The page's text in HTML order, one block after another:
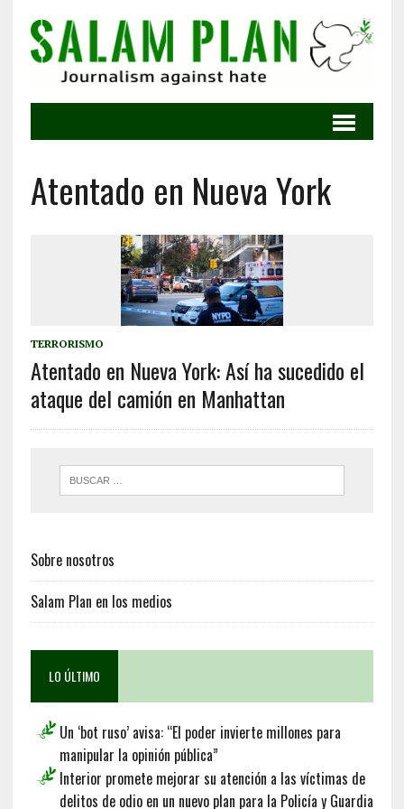
Atentado en Nueva York
TERRORISMO
Atentado en Nueva York: Así ha sucedido el
ataque del camión en Manhattan
Sobre nosotros
Salam Plan en los medios
LO ÚLTIMO
Un ‘bot ruso’ avisa: “El poder invierte millones para
manipular la opinión pública”
Interior promete mejorar su atención a las víctimas de
delitos de odio en un nuevo plan para la Policía y Guardia